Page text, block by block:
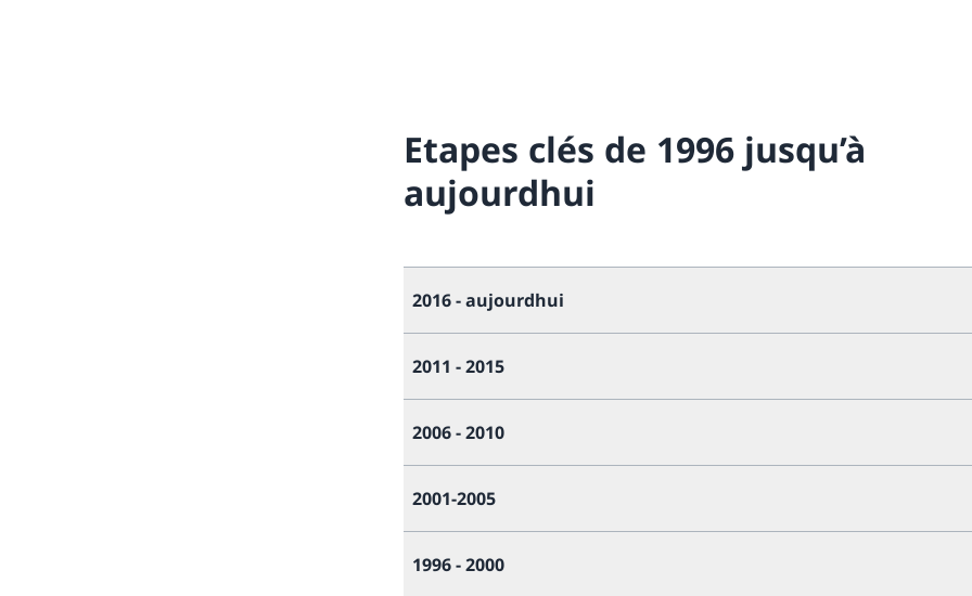
Etapes clés de 1996 jusqu’à
aujourdhui
2016 - aujourdhui
2011 - 2015
2006 - 2010
2001-2005
1996 - 2000